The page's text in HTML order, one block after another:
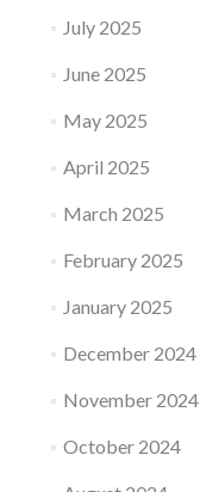
July 2025
June 2025
May 2025
April 2025
March 2025
February 2025
January 2025
December 2024
November 2024
October 2024